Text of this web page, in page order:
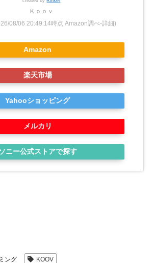
Ｋｏｏｖ
08/06 20:49:14時点 Amazon調べ-詳細)
Amazon
楽天市場
Yahooショッピング
メルカリ
ソニー公式ストアで探す
ング KOOV